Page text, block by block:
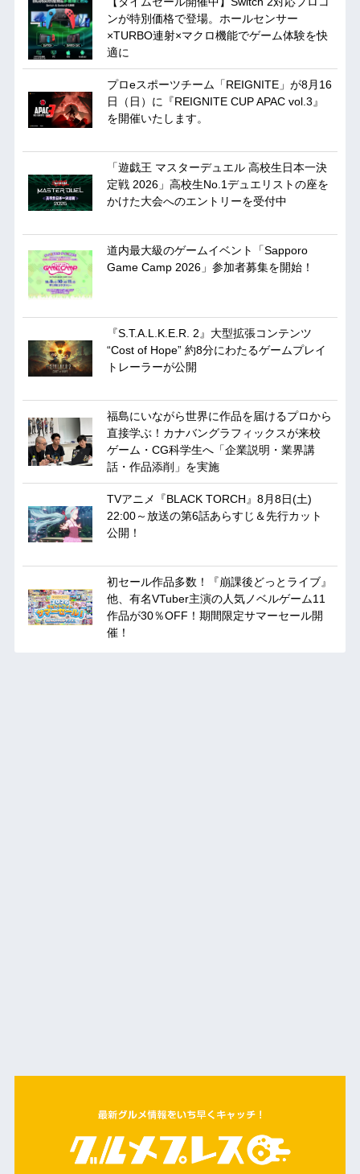
ンが特別価格で登場。ホールセンサー
×TURBO連射×マクロ機能でゲーム体験を快
適に
プロeスポーツチーム「REIGNITE」が8月16
日（日）に『REIGNITE CUP APAC vol.3』
を開催いたします。
「遊戯王 マスターデュエル 高校生日本一決
定戦 2026」高校生No.1デュエリストの座を
かけた大会へのエントリーを受付中
道内最大級のゲームイベント「Sapporo
Game Camp 2026」参加者募集を開始！
『S.T.A.L.K.E.R. 2』大型拡張コンテンツ
“Cost of Hope” 約8分にわたるゲームプレイ
トレーラーが公開
福島にいながら世界に作品を届けるプロから
直接学ぶ！カナバングラフィックスが来校
ゲーム・CG科学生へ「企業説明・業界講
話・作品添削」を実施
TVアニメ『BLACK TORCH』8月8日(土)
22:00～放送の第6話あらすじ＆先行カット
公開！
初セール作品多数！『崩課後どっとライブ』
他、有名VTuber主演の人気ノベルゲーム11
作品が30％OFF！期間限定サマーセール開
催！